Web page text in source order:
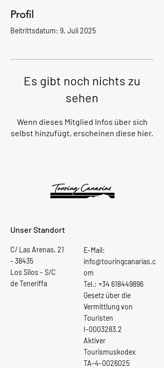
Profil
Beitrittsdatum: 9. Juli 2025
Es gibt noch nichts zu
sehen
Wenn dieses Mitglied Infos über sich
selbst hinzufügt, erscheinen diese hier.
Unser Standort
C/ Las Arenas, 21
- 38435
Los Silos - S/C
de Teneriffa
E-Mail:
info@touringcanarias.c
om
Tel.: +34 618449896
Gesetz über die
Vermittlung von
Touristen
I-0003283.2
Aktiver
Tourismuskodex
TA-4-0026025